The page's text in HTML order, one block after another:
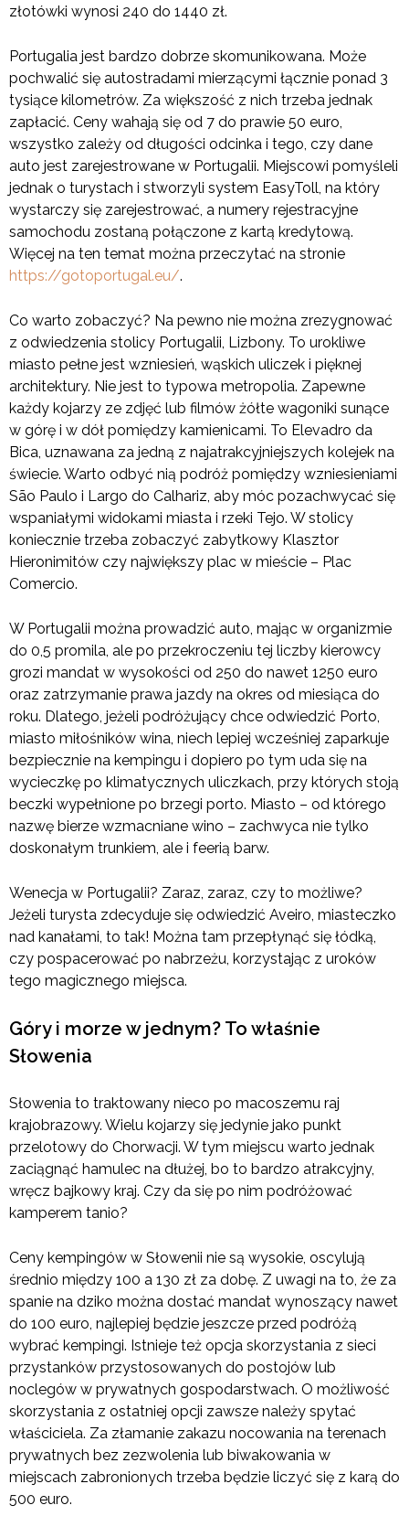
złotówki wynosi 240 do 1440 zł.
Portugalia jest bardzo dobrze skomunikowana. Może
pochwalić się autostradami mierzącymi łącznie ponad 3
tysiące kilometrów. Za większość z nich trzeba jednak
zapłacić. Ceny wahają się od 7 do prawie 50 euro,
wszystko zależy od długości odcinka i tego, czy dane
auto jest zarejestrowane w Portugalii. Miejscowi pomyśleli
jednak o turystach i stworzyli system EasyToll, na który
wystarczy się zarejestrować, a numery rejestracyjne
samochodu zostaną połączone z kartą kredytową.
Więcej na ten temat można przeczytać na stronie
https://gotoportugal.eu/.
Co warto zobaczyć? Na pewno nie można zrezygnować
z odwiedzenia stolicy Portugalii, Lizbony. To urokliwe
miasto pełne jest wzniesień, wąskich uliczek i pięknej
architektury. Nie jest to typowa metropolia. Zapewne
każdy kojarzy ze zdjęć lub filmów żółte wagoniki sunące
w górę i w dół pomiędzy kamienicami. To Elevadro da
Bica, uznawana za jedną z najatrakcyjniejszych kolejek na
świecie. Warto odbyć nią podróż pomiędzy wzniesieniami
São Paulo i Largo do Calhariz, aby móc pozachwycać się
wspaniałymi widokami miasta i rzeki Tejo. W stolicy
koniecznie trzeba zobaczyć zabytkowy Klasztor
Hieronimitów czy największy plac w mieście – Plac
Comercio.
W Portugalii można prowadzić auto, mając w organizmie
do 0,5 promila, ale po przekroczeniu tej liczby kierowcy
grozi mandat w wysokości od 250 do nawet 1250 euro
oraz zatrzymanie prawa jazdy na okres od miesiąca do
roku. Dlatego, jeżeli podróżujący chce odwiedzić Porto,
miasto miłośników wina, niech lepiej wcześniej zaparkuje
bezpiecznie na kempingu i dopiero po tym uda się na
wycieczkę po klimatycznych uliczkach, przy których stoją
beczki wypełnione po brzegi porto. Miasto – od którego
nazwę bierze wzmacniane wino – zachwyca nie tylko
doskonałym trunkiem, ale i feerią barw.
Wenecja w Portugalii? Zaraz, zaraz, czy to możliwe?
Jeżeli turysta zdecyduje się odwiedzić Aveiro, miasteczko
nad kanałami, to tak! Można tam przepłynąć się łódką,
czy pospacerować po nabrzeżu, korzystając z uroków
tego magicznego miejsca.
Góry i morze w jednym? To właśnie
Słowenia
Słowenia to traktowany nieco po macoszemu raj
krajobrazowy. Wielu kojarzy się jedynie jako punkt
przelotowy do Chorwacji. W tym miejscu warto jednak
zaciągnąć hamulec na dłużej, bo to bardzo atrakcyjny,
wręcz bajkowy kraj. Czy da się po nim podróżować
kamperem tanio?
Ceny kempingów w Słowenii nie są wysokie, oscylują
średnio między 100 a 130 zł za dobę. Z uwagi na to, że za
spanie na dziko można dostać mandat wynoszący nawet
do 100 euro, najlepiej będzie jeszcze przed podróżą
wybrać kempingi. Istnieje też opcja skorzystania z sieci
przystanków przystosowanych do postojów lub
noclegów w prywatnych gospodarstwach. O możliwość
skorzystania z ostatniej opcji zawsze należy spytać
właściciela. Za złamanie zakazu nocowania na terenach
prywatnych bez zezwolenia lub biwakowania w
miejscach zabronionych trzeba będzie liczyć się z karą do
500 euro.